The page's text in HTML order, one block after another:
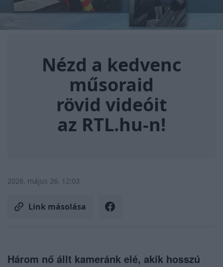
Nézd a kedvenc
műsoraid
rövid videóit
az RTL.hu-n!
2026. május 26. 12:03
Link másolása
Három nő állt kameránk elé, akik hosszú